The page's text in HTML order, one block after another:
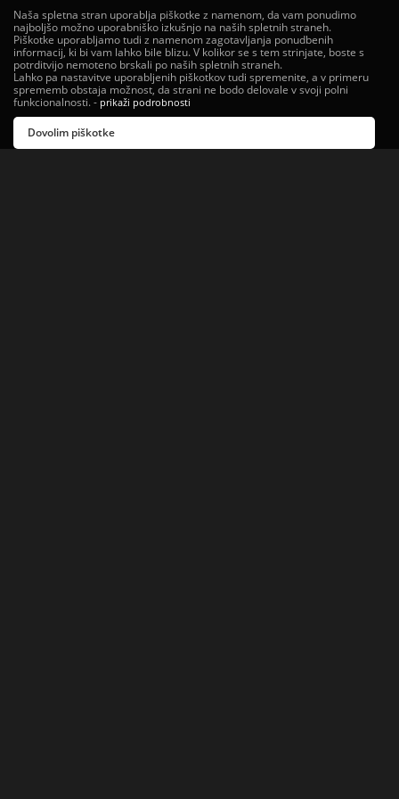
Naša spletna stran uporablja piškotke z namenom, da vam ponudimo
najboljšo možno uporabniško izkušnjo na naših spletnih straneh.
Piškotke uporabljamo tudi z namenom zagotavljanja ponudbenih
informacij, ki bi vam lahko bile blizu. V kolikor se s tem strinjate, boste s
potrditvijo nemoteno brskali po naših spletnih straneh.
Lahko pa nastavitve uporabljenih piškotkov tudi spremenite, a v primeru
sprememb obstaja možnost, da strani ne bodo delovale v svoji polni
funkcionalnosti.- prikaži podrobnosti
Dovolim piškotke